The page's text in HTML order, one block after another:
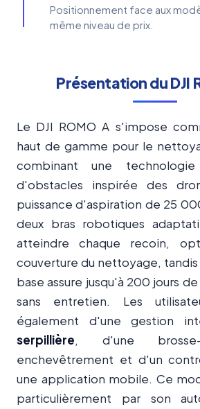
Positionnement face aux
même niveau de prix.
Présentation du DJI
Le DJI ROMO A s'impose
haut de gamme pour le
combinant une
d'obstacles inspirée des
puissance d'aspiration de 25
deux bras robotiques
atteindre chaque recoin,
couverture du nettoyage,
base assure jusqu'à 200 jours
sans entretien. Les
également d'une gestion
serpillière, d'une brosse-
enchevêtrement et d'un
une application mobile. Ce
particulièrement par son